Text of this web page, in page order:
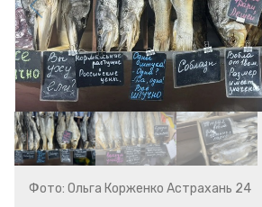
Фото: Ольга Корженко Астрахань 24